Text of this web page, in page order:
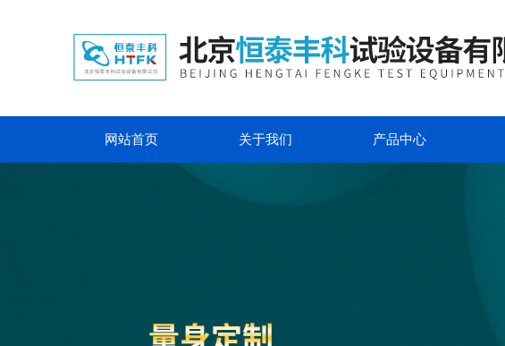
网站首页 关于我们 产品中心